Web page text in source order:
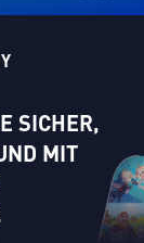
SICHER,
MIT